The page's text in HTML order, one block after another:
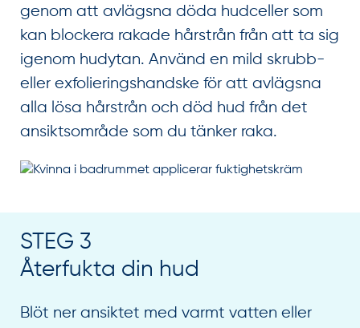
genom att avlägsna döda hudceller som
kan blockera rakade hårstrån från att ta sig
igenom hudytan. Använd en mild skrubb-
eller exfolieringshandske för att avlägsna
alla lösa hårstrån och död hud från det
ansiktsområde som du tänker raka.
STEG 3
Återfukta din hud
Blöt ner ansiktet med varmt vatten eller